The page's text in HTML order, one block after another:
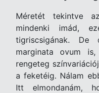
Méretét tekintve
mindenki imád,
tigriscsigának.
marginata ovum
rengeteg
a feketéig. Nálam
Itt elmondanám,